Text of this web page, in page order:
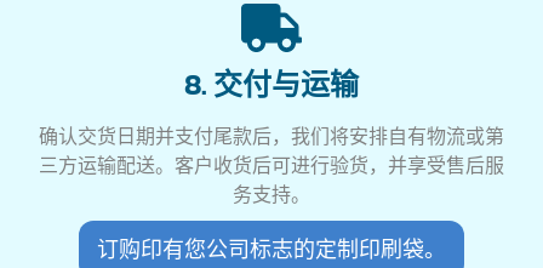
8. 交付与运输
确认交货日期并支付尾款后，我们将安排自有物流或第
三方运输配送。客户收货后可进行验货，并享受售后服
务支持。
订购印有您公司标志的定制印刷袋。